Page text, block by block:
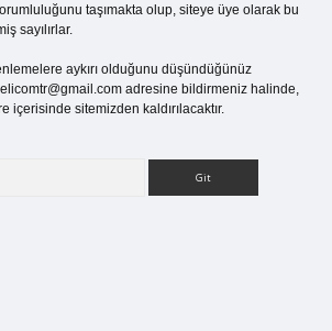
taşımakta olup, siteye üye olarak bu
sayılırlar.
aykırı olduğunu düşündüğünüz
adresine bildirmeniz halinde,
içerisinde sitemizden kaldırılacaktır.